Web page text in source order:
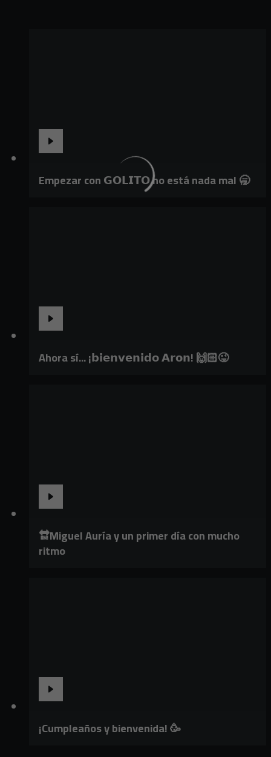
Empezar con 𝗚𝗢𝗟𝗜𝗧𝗢 no está nada mal 🥱
Ahora sí... ¡𝗯𝗶𝗲𝗻𝘃𝗲𝗻𝗶𝗱𝗼 𝗔𝗿𝗼𝗻! 🙌🏻😜
🔛Miguel Auría y un primer día con mucho
ritmo
¡Cumpleaños y bienvenida! 🥳